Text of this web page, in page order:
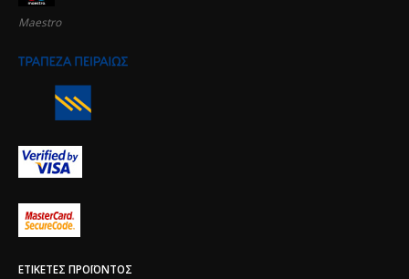
Maestro
ΕΤΙΚΈΤΕΣ ΠΡΟΪΌΝΤΟΣ